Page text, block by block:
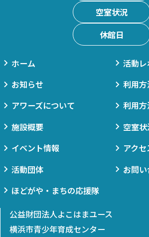
空室状況
休館日
ホーム
お知らせ
アワーズについて
施設概要
イベント情報
活動団体
ほどがや・まちの応援隊
活動レ
利用
利用
空室
アクセ
お問
公益財団法人よこはまユース
横浜市青少年育成センター